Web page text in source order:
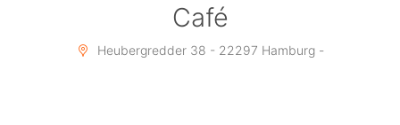
Café
Heubergredder 38 - 22297 Hamburg -